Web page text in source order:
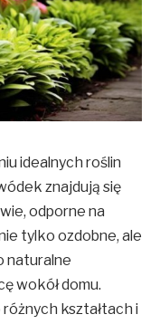
idealnych roślin
znajdują się
odporne na
tylko ozdobne, ale
naturalne
wokół domu.
kształtach i